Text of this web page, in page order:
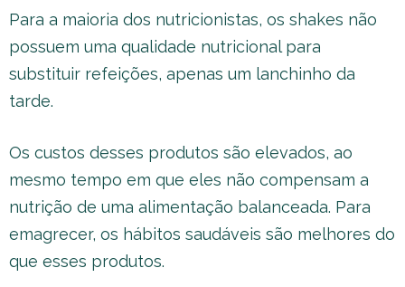
Para a maioria dos nutricionistas, os shakes não
possuem uma qualidade nutricional para
substituir refeições, apenas um lanchinho da
tarde.
Os custos desses produtos são elevados, ao
mesmo tempo em que eles não compensam a
nutrição de uma alimentação balanceada. Para
emagrecer, os hábitos saudáveis são melhores do
que esses produtos.